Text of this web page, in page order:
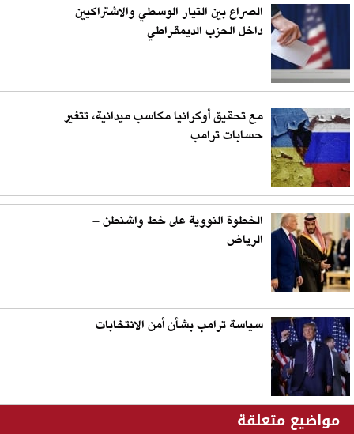
الصراع بين التيار الوسطي والاشتراكيين
داخل الحزب الديمقراطي
مع تحقيق أوكرانيا مكاسب ميدانية، تتغير
حسابات ترامب
الخطوة النووية على خط واشنطن –
الرياض
سياسة ترامب بشأن أمن الانتخابات
مواضيع متعلقة